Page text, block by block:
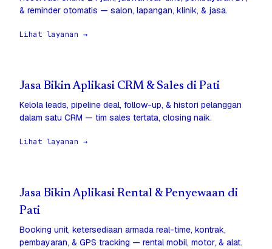
& reminder otomatis — salon, lapangan, klinik, & jasa.
Lihat layanan →
Jasa Bikin Aplikasi CRM & Sales di Pati
Kelola leads, pipeline deal, follow-up, & histori pelanggan
dalam satu CRM — tim sales tertata, closing naik.
Lihat layanan →
Jasa Bikin Aplikasi Rental & Penyewaan di
Pati
Booking unit, ketersediaan armada real-time, kontrak,
pembayaran, & GPS tracking — rental mobil, motor, & alat.